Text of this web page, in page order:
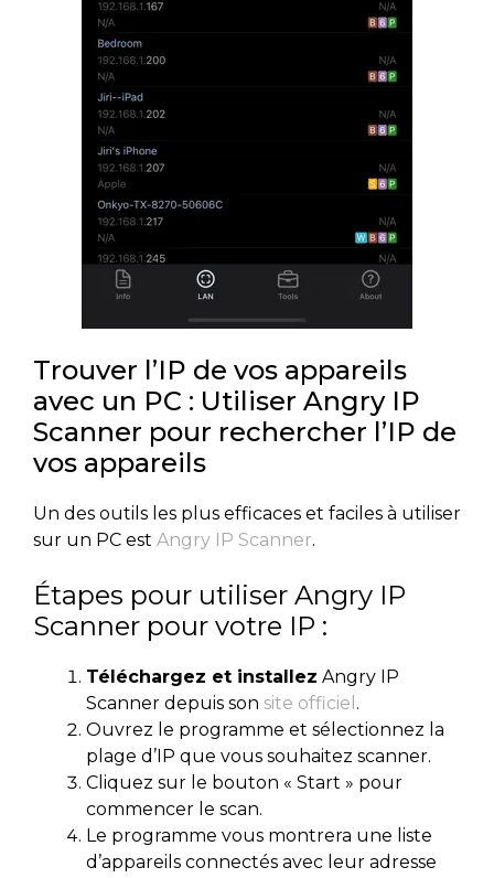
Trouver l’IP de vos appareils
avec un PC : Utiliser Angry IP
Scanner pour rechercher l’IP de
vos appareils
Un des outils les plus efficaces et faciles à utiliser
sur un PC est Angry IP Scanner.
Étapes pour utiliser Angry IP
Scanner pour votre IP :
Téléchargez et installez Angry IP
Scanner depuis son site officiel .
Ouvrez le programme et sélectionnez la
plage d’IP que vous souhaitez scanner.
Cliquez sur le bouton « Start » pour
commencer le scan.
Le programme vous montrera une liste
d’appareils connectés avec leur adresse